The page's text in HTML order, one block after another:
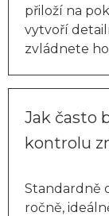
přiloží na
vytvoří
zvládnete
Jak často
kontrolu
Standardně
ročně,